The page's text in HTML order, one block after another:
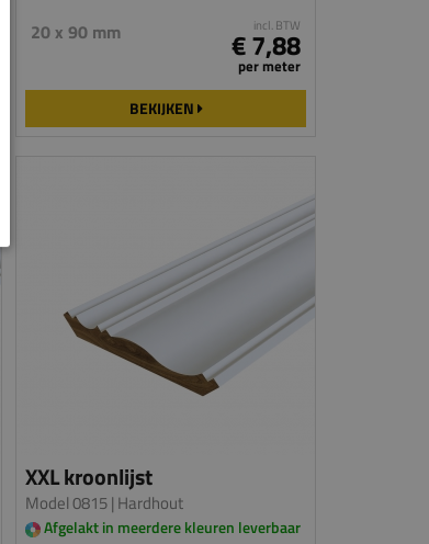
20 x 90 mm incl. BTW
€ 7,88
per meter
BEKIJKEN
XXL kroonlijst
Model 0815| Hardhout
Afgelakt in meerdere kleuren leverbaar